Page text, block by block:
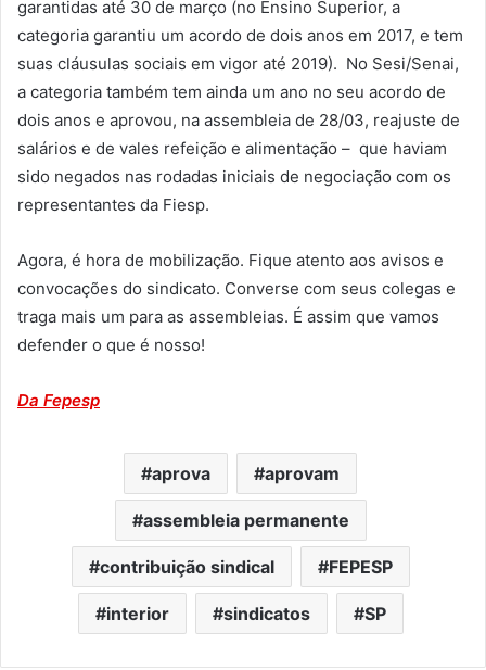
garantidas até 30 de março (no Ensino Superior, a
categoria garantiu um acordo de dois anos em 2017, e tem
suas cláusulas sociais em vigor até 2019). No Sesi/Senai,
a categoria também tem ainda um ano no seu acordo de
dois anos e aprovou, na assembleia de 28/03, reajuste de
salários e de vales refeição e alimentação – que haviam
sido negados nas rodadas iniciais de negociação com os
representantes da Fiesp.
Agora, é hora de mobilização. Fique atento aos avisos e
convocações do sindicato. Converse com seus colegas e
traga mais um para as assembleias. É assim que vamos
defender o que é nosso!
Da Fepesp
aprova aprovam
assembleia permanente
contribuição sindical FEPESP
interior sindicatos SP